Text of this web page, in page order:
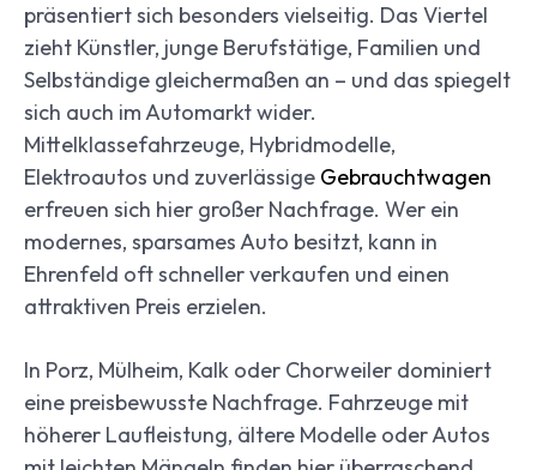
präsentiert sich besonders vielseitig. Das Viertel
zieht Künstler, junge Berufstätige, Familien und
Selbständige gleichermaßen an – und das spiegelt
sich auch im Automarkt wider.
Mittelklassefahrzeuge, Hybridmodelle,
Elektroautos und zuverlässige Gebrauchtwagen
erfreuen sich hier großer Nachfrage. Wer ein
modernes, sparsames Auto besitzt, kann in
Ehrenfeld oft schneller verkaufen und einen
attraktiven Preis erzielen.
In Porz, Mülheim, Kalk oder Chorweiler dominiert
eine preisbewusste Nachfrage. Fahrzeuge mit
höherer Laufleistung, ältere Modelle oder Autos